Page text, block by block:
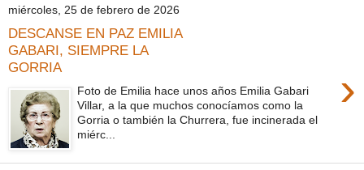
miércoles, 25 de febrero de 2026
DESCANSE EN PAZ EMILIA
GABARI, SIEMPRE LA
GORRIA
›
Foto de Emilia hace unos años Emilia Gabari
Villar, a la que muchos conocíamos como la
Gorria o también la Churrera, fue incinerada el
miérc...